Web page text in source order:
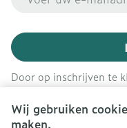
Wij gebruiken
maken.
Door op inschrijven te
nieuwsbrief en gaat u